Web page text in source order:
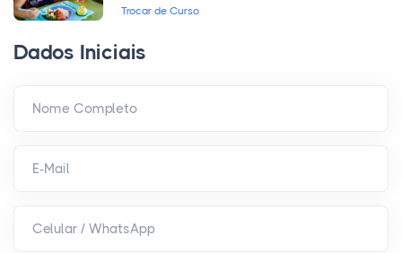
Trocar de Curso
Dados Iniciais
Nome Completo
E-Mail
Celular / WhatsApp